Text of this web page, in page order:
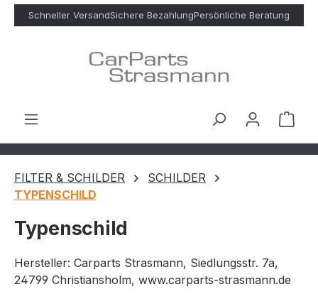
Zum Hauptinhalt springen
Schneller VersandSichere BezahlungPersönliche Beratung
FILTER & SCHILDER
SCHILDER
TYPENSCHILD
Typenschild
Hersteller: Carparts Strasmann, Siedlungsstr. 7a,
24799 Christiansholm, www.carparts-strasmann.de